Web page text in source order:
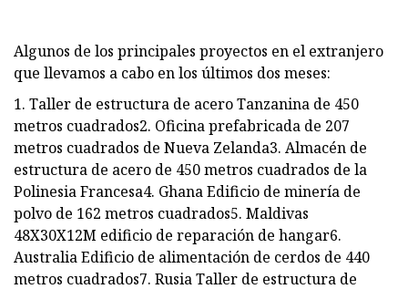
Algunos de los principales proyectos en el extranjero
que llevamos a cabo en los últimos dos meses:
1. Taller de estructura de acero Tanzanina de 450
metros cuadrados2. Oficina prefabricada de 207
metros cuadrados de Nueva Zelanda3. Almacén de
estructura de acero de 450 metros cuadrados de la
Polinesia Francesa4. Ghana Edificio de minería de
polvo de 162 metros cuadrados5. Maldivas
48X30X12M edificio de reparación de hangar6.
Australia Edificio de alimentación de cerdos de 440
metros cuadrados7. Rusia Taller de estructura de